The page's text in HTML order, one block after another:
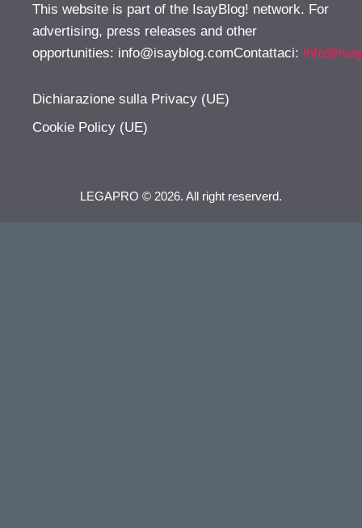
This website is part of the IsayBlog! network. For
advertising, press releases and other
opportunities: info@isayblog.comContattaci:
Dichiarazione sulla Privacy (UE)
Cookie Policy (UE)
LEGAPRO © 2026. All right reserverd.